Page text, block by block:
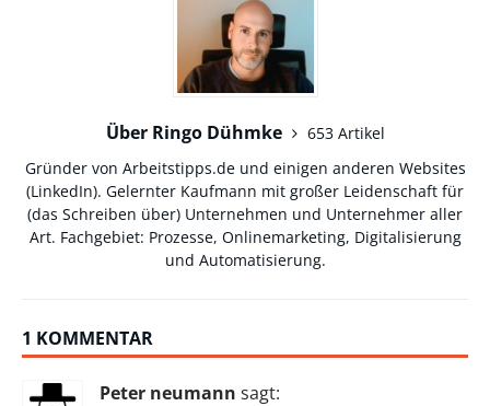
Über Ringo Dühmke
653 Artikel
Gründer von Arbeitstipps.de und einigen anderen Websites
(LinkedIn). Gelernter Kaufmann mit großer Leidenschaft für
(das Schreiben über) Unternehmen und Unternehmer aller
Art. Fachgebiet: Prozesse, Onlinemarketing, Digitalisierung
und Automatisierung.
1 KOMMENTAR
Peter neumann sagt: